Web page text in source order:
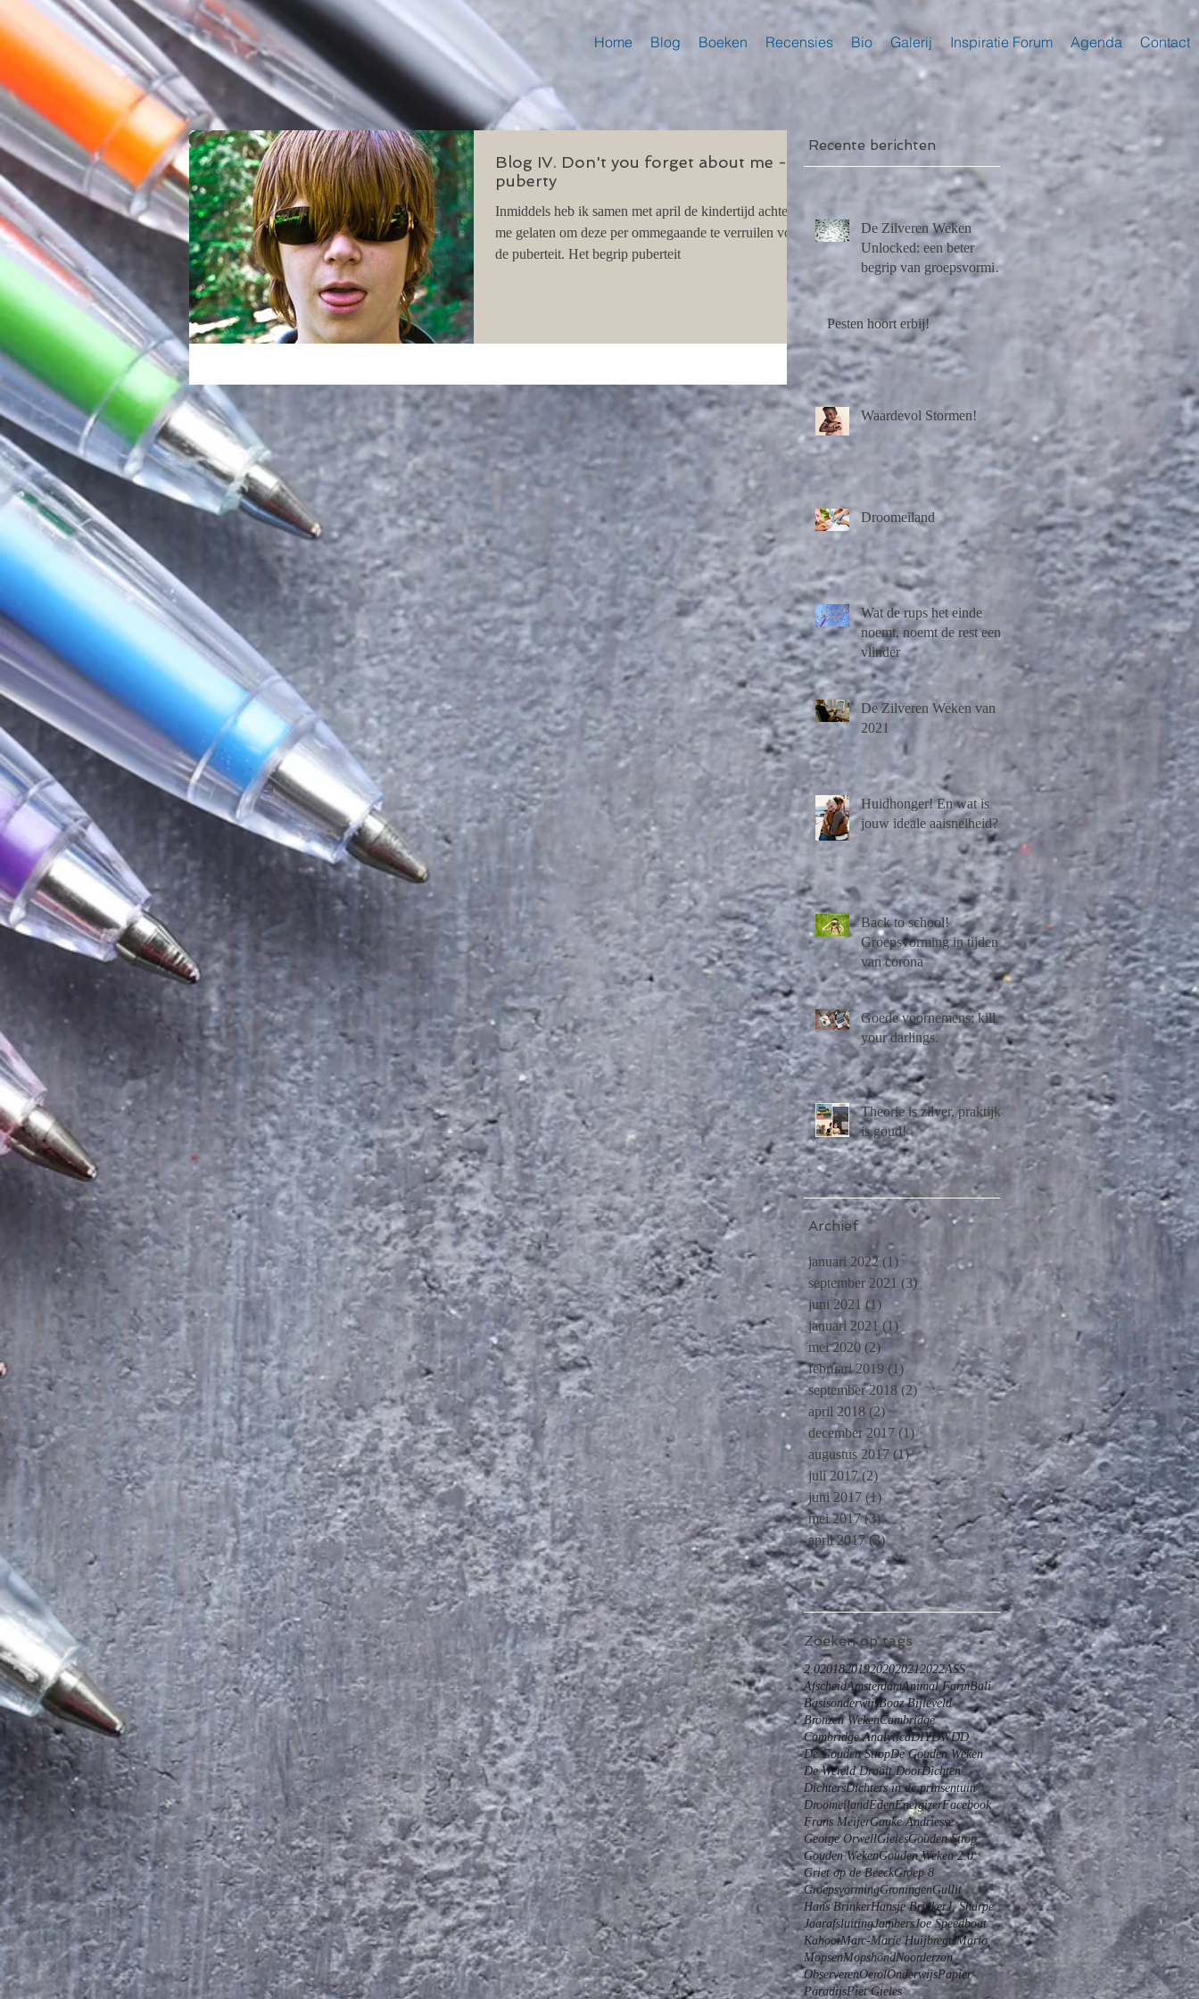
Home Blog Boeken Recensies Bio Galerij Inspiratie Forum Agenda Contact
Blog IV. Don't you forget about me -
puberty
Inmiddels heb ik samen met april de kindertijd achter
me gelaten om deze per ommegaande te verruilen voor
de puberteit. Het begrip puberteit
Recente berichten
De Zilveren Weken
Unlocked: een beter
begrip van groepsvorming
na Lockdown
Pesten hoort erbij!
Waardevol Stormen!
Droomeiland
Wat de rups het einde
noemt, noemt de rest een
vlinder
De Zilveren Weken van
2021
Huidhonger! En wat is
jouw ideale aaisnelheid?
Back to school!
Groepsvorming in tijden
van corona
Goede voornemens; kill
your darlings.
Theorie is zilver, praktijk
is goud!
Archief
januari 2022 (1) 1 post
september 2021 (3)3 posts
juni 2021 (1) 1 post
januari 2021 (1)1 post
mei 2020 (2)2 posts
februari 2019 (1) 1 post
september 2018 (2)2 posts
april 2018 (2)2 posts
december 2017 (1)1 post
augustus 2017 (1)1 post
juli 2017 (2) 2 posts
juni 2017 (1)1 post
mei 2017 (3)3 posts
april 2017 (3)3 posts
Zoeken op tags
2.020182019202020212022ASS
AfscheidAmsterdamAnimal FarmBali
BasisonderwijsBoaz Bijleveld
Bronzen WekenCambridge
Cambridge AnalyticaDIYDWDD
De Gouden StropDe Gouden Weken
De Wereld Draait DoorDichten
DichtersDichters in de prinsentuin
DroomeilandEdenEnergizerFacebook
Frans MeijerGauke Andriesse
George OrwellGielesGouden Strop
Gouden WekenGouden Weken 2.0
Griet op de BeeckGroep 8
GroepsvormingGroningenGullit
Hans BrinkerHansje BrinkerJ. Sharpe
JaarafsluitingJambersJoe Speedboat
KahootMarc-Marie HuijbregtsMario
MopsenMopshondNoorderzon
ObserverenOerolOnderwijsPapier
ParadijsPiet Gieles